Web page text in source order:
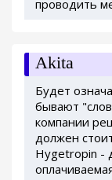
проводить
Akita
Будет
бывают
компании
должен
Hygetropin -